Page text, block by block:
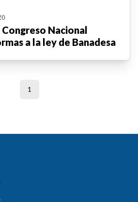
Nacional
a la ley de Banadesa
1